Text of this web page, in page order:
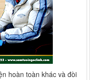
hoàn toàn khác và đòi